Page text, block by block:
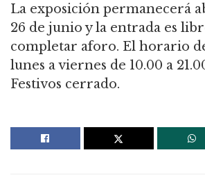
La exposición permanecerá
26 de junio y la entrada es
completar aforo. El horario
lunes a viernes de 10.00 a
Festivos cerrado.